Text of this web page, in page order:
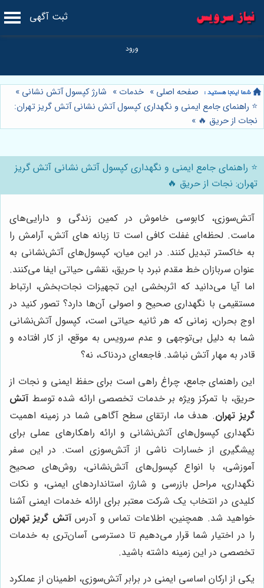
ثبت آگهی
صفحه اصلی » خدمات » شارژ کپسول آتش نشانی »
⭐️ راهنمای جامع ایمنی و نگهداری کپسول آتش نشانی آتش گریز تهران:
نجات از حریق 🔥 »
⭐️ راهنمای جامع ایمنی و نگهداری کپسول آتش نشانی آتش گریز
تهران: نجات از حریق 🔥
آتش‌سوزی، کابوسی خاموش در کمین زندگی و دارایی‌های
ماست. لحظه‌ای غفلت کافی است تا زبانه های آتش، آرامش را
به خاکستر تبدیل کنند. در این میان، کپسول‌های آتش‌نشانی به
عنوان سربازان خط مقدم نبرد با حریق، نقشی حیاتی ایفا می‌کنند.
اما آیا می‌دانید که اثربخشی این تجهیزات نجات‌بخش، ارتباط
مستقیمی با نگهداری صحیح و اصولی آن‌ها دارد؟ تصور کنید در
اوج بحران، زمانی که هر ثانیه حیاتی است، کپسول آتش‌نشانی
شما به دلیل بی‌توجهی و عدم سرویس به موقع، از کار افتاده و
قادر به مهار آتش نباشد. فاجعه‌ای دردناک، نه؟
این راهنمای جامع، چراغ راهی است برای حفظ ایمنی و نجات از
حریق، با تمرکز ویژه بر خدمات تخصصی ارائه شده توسطآتش
گریز تهران. هدف ما، ارتقای سطح آگاهی شما در زمینه اهمیت
نگهداری کپسول‌های آتش‌نشانی و ارائه راهکارهای عملی برای
پیشگیری از خسارات ناشی از آتش‌سوزی است. در این سفر
آموزشی، با انواع کپسول‌های آتش‌نشانی، روش‌های صحیح
نگهداری، مراحل بازرسی و شارژ، استانداردهای ایمنی، و نکات
کلیدی در انتخاب یک شرکت معتبر برای ارائه خدمات ایمنی آشنا
خواهید شد. همچنین، اطلاعات تماس و آدرسآتش گریز تهران
را در اختیار شما قرار می‌دهیم تا دسترسی آسان‌تری به خدمات
تخصصی در این زمینه داشته باشید.
یکی از ارکان اساسی ایمنی در برابر آتش‌سوزی، اطمینان از عملکرد